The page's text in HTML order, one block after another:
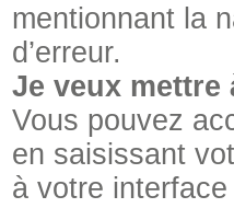
mentionnant la
d’erreur.
Je veux
Vous pouvez
en saisissant
à votre